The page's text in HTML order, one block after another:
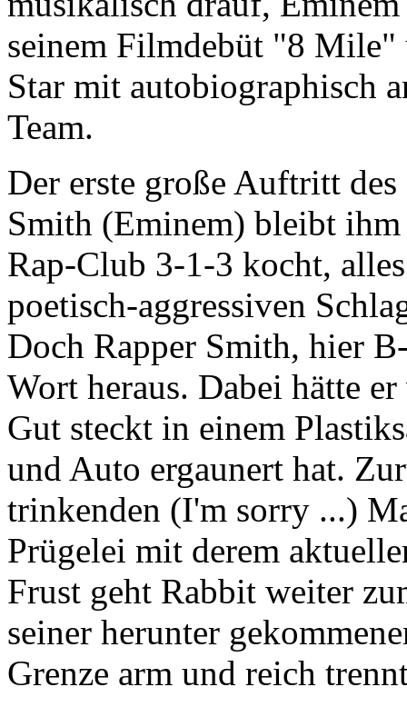
seinem Filmdebüt "8 Mile"
Star mit autobiographisch
Team.
Der erste große Auftritt des
Smith (Eminem) bleibt ihm
Rap-Club 3-1-3 kocht,
poetisch-aggressiven
Doch Rapper Smith, hier
Wort heraus. Dabei hätte
Gut steckt in einem
und Auto ergaunert hat.
trinkenden (I'm sorry ...)
Prügelei mit derem
Frust geht Rabbit weiter
seiner herunter
Grenze arm und reich